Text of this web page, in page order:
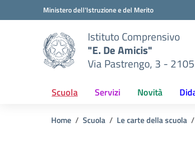
Vai ai contenuti
Vai al menu di navigazioneMinistero dell'Istruzione e del Merito
Istituto Comprensivo
"E. De Amicis"
Via Pastrengo, 3 -
Scuola Servizi Novità
Home Scuola Le carte della scuola